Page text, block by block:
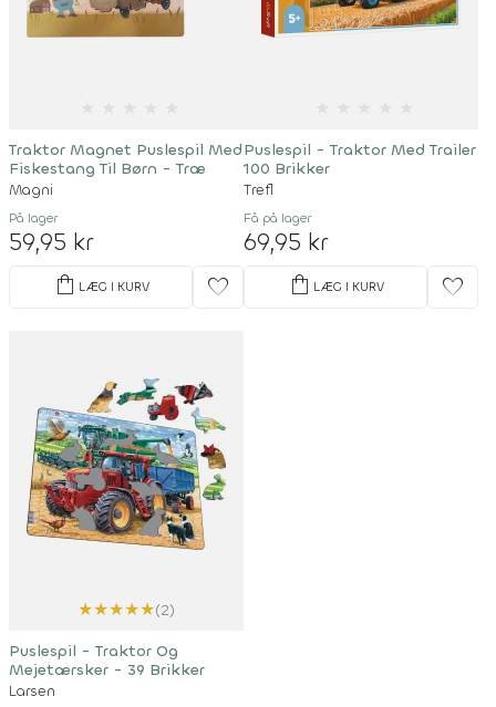
Traktor Magnet Puslespil Med
Fiskestang Til Børn - Træ
Magni
På lager
59,95 kr
shopping_bag LÆG I KURV favorite
Puslespil - Traktor Med Trailer
100 Brikker
Trefl
Få på lager
69,95 kr
shopping_bag LÆG I KURV favorite
★★★★★(2)
Puslespil - Traktor Og
Mejetærsker - 39 Brikker
Larsen